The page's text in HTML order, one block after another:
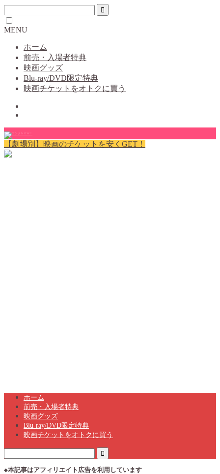
MENU
ホーム
前売・入場者特典
映画グッズ
Blu-ray/DVD限定特典
映画チケットをオトクに買う
【劇場別】映画のチケットを安くGET！
ホーム
前売・入場者特典
映画グッズ
Blu-ray/DVD限定特典
映画チケットをオトクに買う
◆本記事はアフィリエイト広告を利用しています